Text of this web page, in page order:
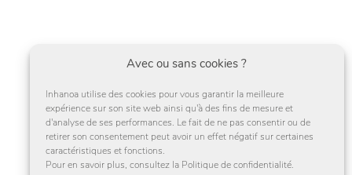
Avec ou sans cookies ?
Inhanoa utilise des cookies pour vous garantir la meilleure
expérience sur son site web ainsi qu'à des fins de mesure et
d'analyse de ses performances. Le fait de ne pas consentir ou de
retirer son consentement peut avoir un effet négatif sur certaines
caractéristiques et fonctions.
Pour en savoir plus, consultez la Politique de confidentialité.